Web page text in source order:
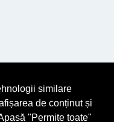
similare
de conținut și
"Permite toate"